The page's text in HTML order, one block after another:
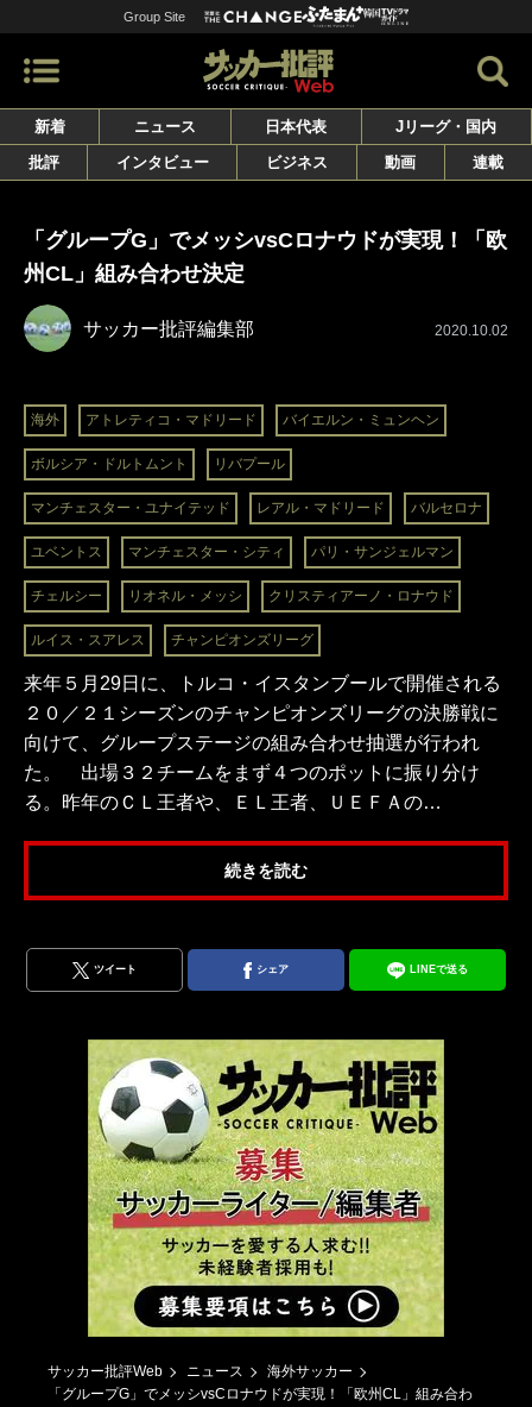
Group Site
新着 ニュース 日本代表
Jリーグ・国内
批評
インタビュー ビジネス 動画 連載
「グループG」でメッシvsCロナウドが実現！「欧
州CL」組み合わせ決定
サッカー批評編集部 2020.10.02
海外 アトレティコ・マドリード バイエルン・ミュンヘン
ボルシア・ドルトムント リバプール
マンチェスター・ユナイテッド レアル・マドリード バルセロナ
ユベントス マンチェスター・シティ パリ・サンジェルマン
チェルシー リオネル・メッシ クリスティアーノ・ロナウド
ルイス・スアレス チャンピオンズリーグ
来年５月29日に、トルコ・イスタンブールで開催される
２０／２１シーズンのチャンピオンズリーグの決勝戦に
向けて、グループステージの組み合わせ抽選が行われ
た。 出場３２チームをまず４つのポットに振り分け
る。昨年のＣＬ王者や、ＥＬ王者、ＵＥＦＡの…
続きを読む
ツイート シェア LINEで送る
サッカー批評Web ニュース
海外サッカー
「グループG」でメッシvsCロナウドが実現！「欧州CL」組み合わ